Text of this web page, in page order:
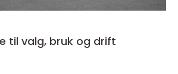
til valg, bruk og drift